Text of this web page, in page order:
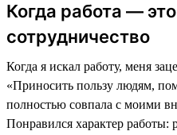
Когда работа —
сотрудничество
Когда я искал работу, меня
«Приносить пользу людям,
полностью совпала с моими
Понравился характер работы: